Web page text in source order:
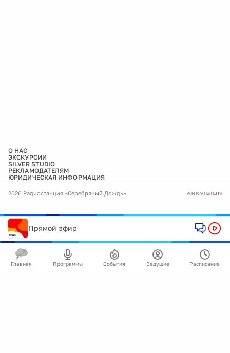
О НАС
ЭКСКУРСИИ
SILVER STUDIO
РЕКЛАМОДАТЕЛЯМ
ЮРИДИЧЕСКАЯ ИНФОРМАЦИЯ
2026 Радиостанция «Серебряный Дождь»
Прямой эфир
Главная Программы События Ведущие Расписание